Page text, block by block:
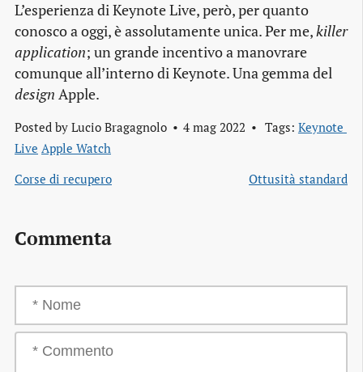
L’esperienza di Keynote Live, però, per quanto
conosco a oggi, è assolutamente unica. Per me,killer
application; un grande incentivo a manovrare
comunque all’interno di Keynote. Una gemma del
design Apple.
Posted by Lucio Bragagnolo 4 mag 2022 Tags: Keynote
Live Apple Watch
Corse di recupero
Ottusità standard
Commenta